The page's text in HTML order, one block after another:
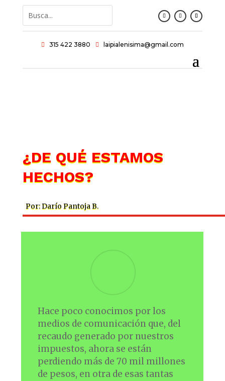
 315 422 3880  laipialenisima@gmail.com
¿DE QUÉ ESTAMOS
HECHOS?
Por: Darío Pantoja B.
Hace poco conocimos por los
medios de comunicación que, del
recaudo generado por nuestros
impuestos, ahora se están
perdiendo más de 70 mil millones
de pesos, en otra de esas tantas